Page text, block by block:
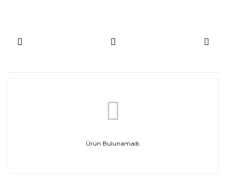
Ürün Bulunamadı.